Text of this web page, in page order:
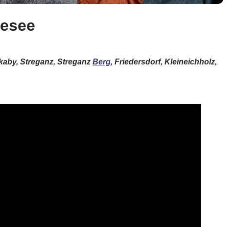
Streganz, Streganz Berg, Friedersdorf, Kleineichholz,